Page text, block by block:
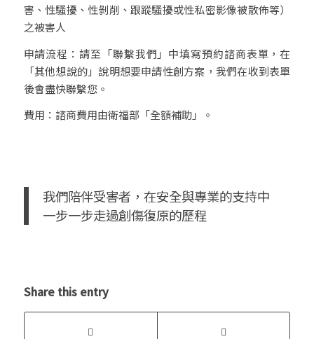
害、性騷擾、性剝削、跟蹤騷擾或性私密影像被散佈等）
之被害人
申請流程：請至「聯繫我們」中填寫預約諮商表單，在
「其他想說的」說明想要申請性創方案，我們在收到表單
後會盡快聯繫您。
費用：諮商費用由衛福部「全額補助」。
我們陪伴受害者，在安全與專業的支持中
一步一步走過創傷復原的歷程
Share this entry